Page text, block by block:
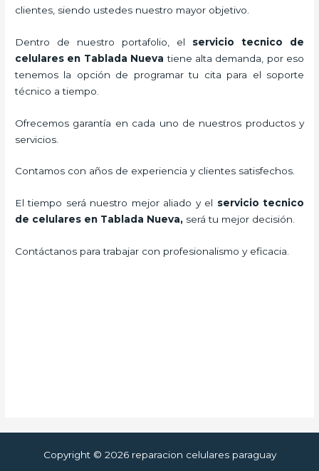
clientes, siendo ustedes nuestro mayor objetivo.
Dentro de nuestro portafolio, el servicio tecnico de
celulares en Tablada Nueva tiene alta demanda, por eso
tenemos la opción de programar tu cita para el soporte
técnico a tiempo.
Ofrecemos garantía en cada uno de nuestros productos y
servicios.
Contamos con años de experiencia y clientes satisfechos.
El tiempo será nuestro mejor aliado y el servicio tecnico
de celulares en Tablada Nueva, será tu mejor decisión.
Contáctanos para trabajar con profesionalismo y eficacia.
Copyright © 2026 reparacion celulares paraguay